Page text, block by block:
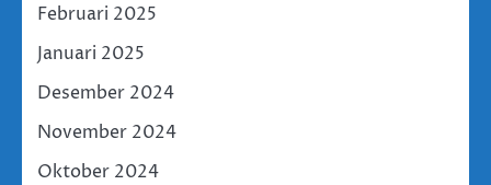
Februari 2025
Januari 2025
Desember 2024
November 2024
Oktober 2024